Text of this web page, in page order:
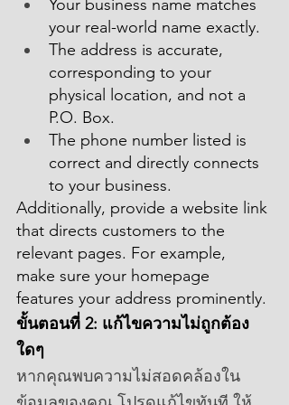
Your business name matches
your real-world name exactly.
The address is accurate,
corresponding to your
physical location, and not a
P.O. Box.
The phone number listed is
correct and directly connects
to your business.
Additionally, provide a website link
that directs customers to the
relevant pages. For example,
make sure your homepage
features your address prominently.
ขั้นตอนที่ 2: แก้ไขความไม่ถูกต้อง
ใดๆ
หากคุณพบความไม่สอดคล้องใน